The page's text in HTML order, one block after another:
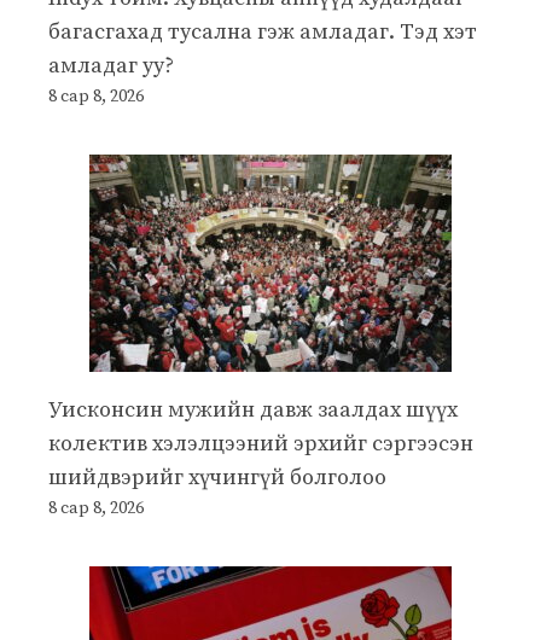
багасгахад тусална гэж амладаг. Тэд хэт
амладаг уу?
8 сар 8, 2026
Уисконсин мужийн давж заалдах шүүх
колектив хэлэлцээний эрхийг сэргээсэн
шийдвэрийг хүчингүй болголоо
8 сар 8, 2026